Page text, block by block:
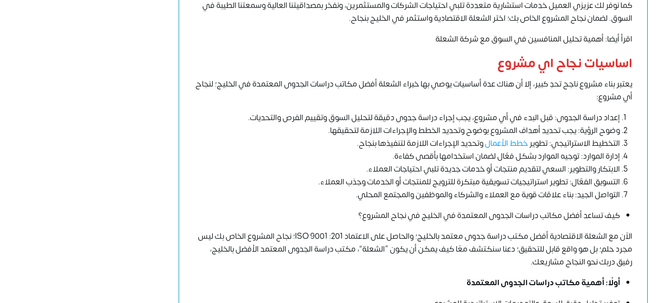
كما نوفر لك عزيزي العميل خدمات استشارية متعددة تلبي احتياجات الشركات والمستثمرين، ونفخر بمصداقيتنا العالية وسمعتنا الطيبة في
السوق. لضمان نجاح المشروع الخاص بك؛ اختر الشعلة الاقتصادية واستثمر في الخليج بنجاح.
اقرأ أيضا: أهمية تحليل المنافسين في السوق مع شركة الشعلة
اساسيات نجاح اي مشروع
يعتبر بناء مشروع ناجح تحدٍ كبير، إلا أن هناك عدة أساسيات يوصي بها خبراء الشعلة أفضل مكاتب دراسات الجدوى المعتمدة في الخليج؛ لنجاح
أي مشروع:
إعداد دراسة الجدوى: قبل البدء في أي مشروع، يجب إجراء دراسة جدوى دقيقة لتحليل السوق وتقييم الفرص والتحديات.
وضوح الرؤية: يجب تحديد أهداف المشروع بوضوح وتحديد الخطط والإجراءات اللازمة لتحقيقها.
التخطيط الاستراتيجي: تطويرخطط الأعمالوتحديد الإجراءات اللازمة لتنفيذها بنجاح.
إدارة الموارد: توجيه الموارد بشكل فعّال لضمان استخدامها بأقصى كفاءة.
الابتكار والتطوير: السعي لتقديم منتجات أو خدمات جديدة تلبي احتياجات العملاء.
التسويق الفعّال: تطوير استراتيجيات تسويقية مبتكرة للترويج للمنتجات أو الخدمات وجذب العملاء.
التواصل الجيد: بناء علاقات قوية مع العملاء والشركاء والموظفين والمجتمع المحلي.
كيف تساعد أفضل مكاتب دراسات الجدوى المعتمدة في الخليج في نجاح المشروع؟
الآن مع الشعلة الاقتصادية أفضل مكتب دراسة جدوى معتمد بالخليج؛ والحاصل على الاعتماد ISO 9001 :201؛ نجاح المشروع الخاص بك ليس
مجرد حلم؛ بل هو واقع قابل للتحقيق؛ دعنا سنكتشف معًا كيف يمكن أن يكون “الشعلة”، مكتب دراسة الجدوى المعتمد الأفضل بالخليج،
رفيق دربك نحو النجاح مشاريعك.
أولًا: أهمية مكاتب دراسات الجدوى المعتمدة